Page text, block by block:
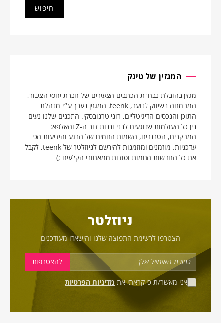
המגזין של טינק
מגזין בהובלת נבחרת הכתבים הצעירים של חברת יחסי הציבור,
המתמחה בשיווק לנוער, teenk. המגזין נערך ע״י מנהלת
התוכן והנכסים הדיגיטליים, רוני טרנובסקי. התכנים שלנו נעים
בין כל העולמות שנוגעים לבני ובנות דור ה-Z והאלפא:
המחקרים, הטרנדים, השמות החמים של הרגע והידיעות הכי
עדכניות. מוזמנים ומוזמנות להירשם לניוזלטר של teenk, לקבל
את כל החדשות החמות וסודות ממאחורי הקלעים ;)
ניוזלטר
הצטרפו לרשימת התפוצה שלנו והישארו מעודכנים
אני מאשר/ת כי קראתי את מדיניות הפרטיות